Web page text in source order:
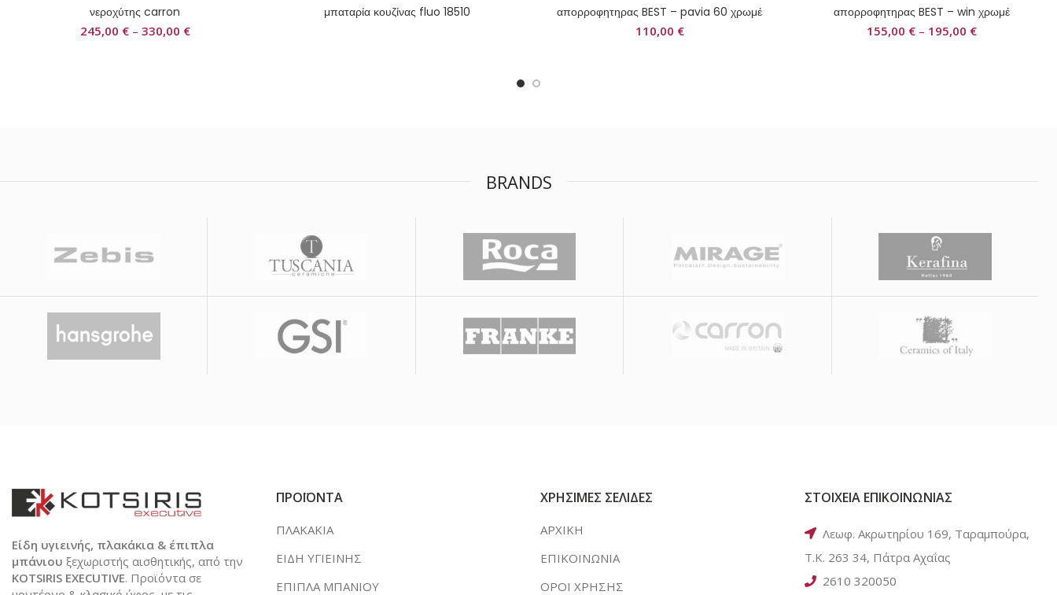
νεροχύτης carron
245,00 €– 330,00 €
μπαταρία κουζίνας fluo 18510
απορροφητηρας BEST – pavia 60 χρωμέ
110,00 €
απορροφητηρας BEST – win χρωμέ
155,00 € – 195,00 €
BRANDS
Είδη υγιεινής, πλακάκια & έπιπλα
μπάνιου ξεχωριστής αισθητικής, από την
KOTSIRIS EXECUTIVE. Προϊόντα σε
ΠΡΟΪΟΝΤΑ
ΠΛΑΚΑΚΙΑ
ΕΙΔΗ ΥΓΙΕΙΝΗΣ
ΕΠΙΠΛΑ ΜΠΑΝΙΟΥ
ΧΡΗΣΙΜΕΣ ΣΕΛΙΔΕΣ
ΑΡΧΙΚΗ
ΕΠΙΚΟΙΝΩΝΙΑ
ΟΡΟΙ ΧΡΗΣΗΣ
ΣΤΟΙΧΕΙΑ ΕΠΙΚΟΙΝΩΝΙΑΣ
Λεωφ. Ακρωτηρίου 169, Ταραμπούρα,
Τ.Κ. 263 34, Πάτρα Αχαΐας
2610 320050